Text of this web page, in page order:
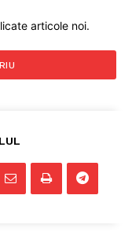
articole noi.